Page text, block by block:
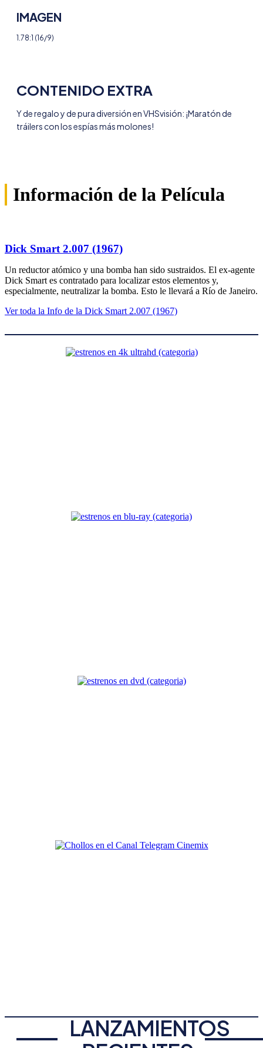
IMAGEN
1.78:1 (16/9)
CONTENIDO EXTRA
Y de regalo y de pura diversión en VHSvisión: ¡Maratón de
tráilers con los espías más molones!
Información de la Película
Dick Smart 2.007 (1967)
Un reductor atómico y una bomba han sido sustraidos. El ex-agente
Dick Smart es contratado para localizar estos elementos y,
especialmente, neutralizar la bomba. Esto le llevará a Río de Janeiro.
Ver toda la Info de la Dick Smart 2.007 (1967)
LANZAMIENTOS